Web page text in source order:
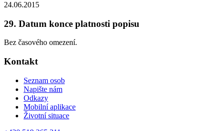
24.06.2015
29. Datum konce platnosti popisu
Bez časového omezení.
Kontakt
Seznam osob
Napište nám
Odkazy
Mobilní aplikace
Životní situace